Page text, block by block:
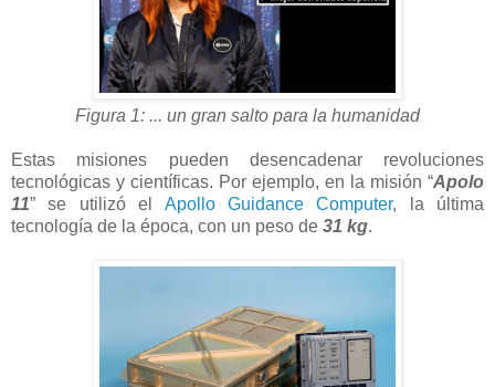
Figura 1: ... un gran salto para la humanidad
Estas misiones pueden desencadenar revoluciones
tecnológicas y científicas. Por ejemplo, en la misión “Apolo
11” se utilizó el Apollo Guidance Computer, la última
tecnología de la época, con un peso de 31 kg.